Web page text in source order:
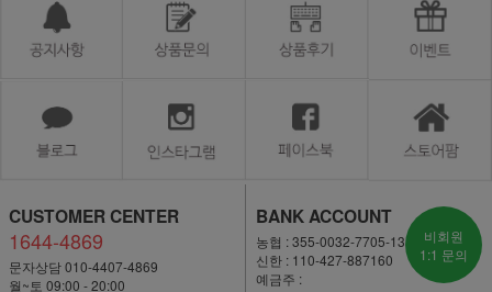
CUSTOMER CENTER
1644-4869
문자상담 010-4407-4869
월~토 09:00 - 20:00
BANK ACCOUNT
농협 : 355-0032-7705-13
신한 : 110-427-887160
예금주 :
비회원
1:1 문의